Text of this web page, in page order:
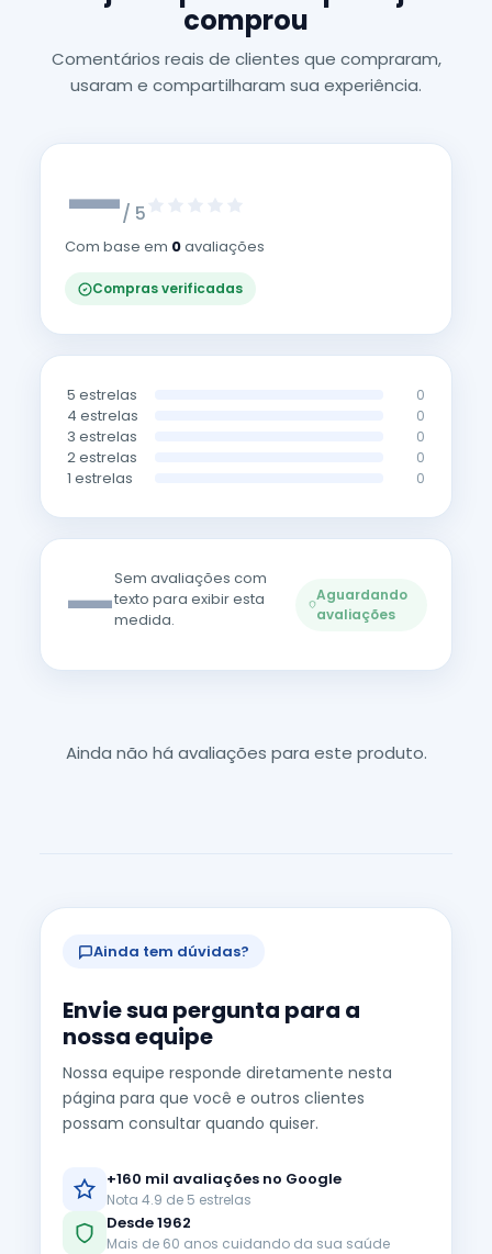
comprou
Comentários reais de clientes que compraram,
usaram e compartilharam sua experiência.
—/ 5
Com base em 0avaliações
Compras verificadas
5 estrelas 0
4 estrelas 0
3 estrelas 0
2 estrelas 0
1 estrelas 0
—Sem avaliações com
texto para exibir esta
medida.
Aguardando
avaliações
Ainda não há avaliações para este produto.
Ainda tem dúvidas?
Envie sua pergunta para a
nossa equipe
Nossa equipe responde diretamente nesta
página para que você e outros clientes
possam consultar quando quiser.
+160 mil avaliações no Google
Nota 4.9 de 5 estrelas
Desde 1962
Mais de 60 anos cuidando da sua saúde